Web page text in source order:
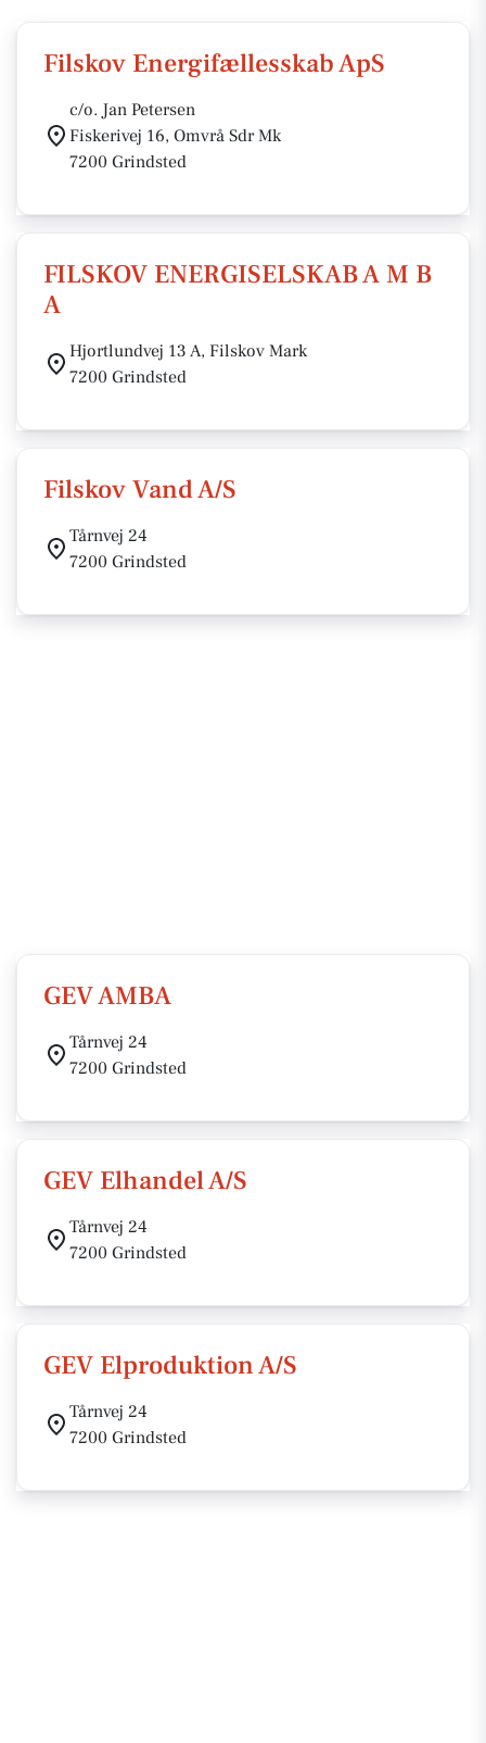
Filskov Energifællesskab ApS
c/o. Jan Petersen
Fiskerivej 16, Omvrå Sdr Mk
7200 Grindsted
FILSKOV ENERGISELSKAB A M B
A
Hjortlundvej 13 A, Filskov Mark
7200 Grindsted
Filskov Vand A/S
Tårnvej 24
7200 Grindsted
GEV AMBA
Tårnvej 24
7200 Grindsted
GEV Elhandel A/S
Tårnvej 24
7200 Grindsted
GEV Elproduktion A/S
Tårnvej 24
7200 Grindsted